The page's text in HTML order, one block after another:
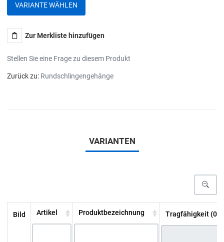
VARIANTE WÄHLEN
Zur Merkliste hinzufügen
Stellen Sie eine Frage zu diesem Produkt
Zurück zu: Rundschlingengehänge
VARIANTEN
Bild Artikel Produktbezeichnung Tragfähigkeit (0-